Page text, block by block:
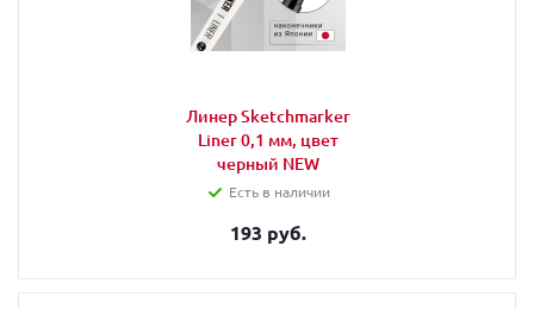
Линер Sketchmarker
Liner 0,1 мм, цвет
черный NEW
Есть в наличии
193 руб.